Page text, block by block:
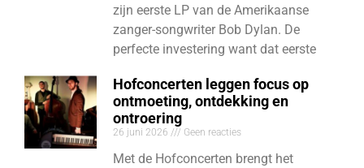
zijn eerste LP van de Amerikaanse
zanger-songwriter Bob Dylan. De
perfecte investering want dat eerste
Hofconcerten leggen focus op
ontmoeting, ontdekking en
ontroering
26 juni 2026 Geen reacties
Met de Hofconcerten brengt het